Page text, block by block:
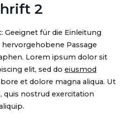
2
Geeignet für die Einleitung
hervorgehobene Passage
Lorem ipsum dolor sit
elit, sed do eiusmod
et dolore magna aliqua. Ut
quis nostrud exercitation